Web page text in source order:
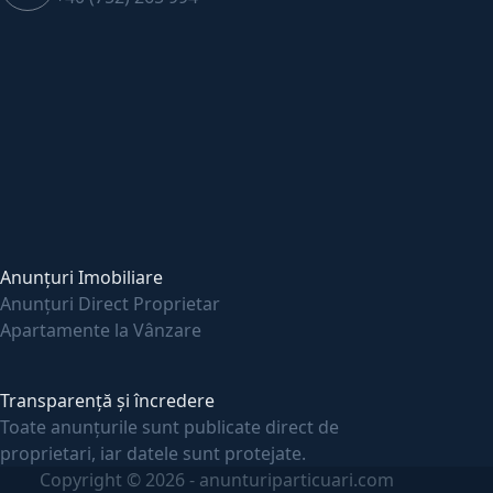
Anunțuri Imobiliare
Anunțuri Direct Proprietar
Apartamente la Vânzare
Transparență și încredere
Toate anunțurile sunt publicate direct de
proprietari, iar datele sunt protejate.
Copyright © 2026 - anunturiparticuari.com